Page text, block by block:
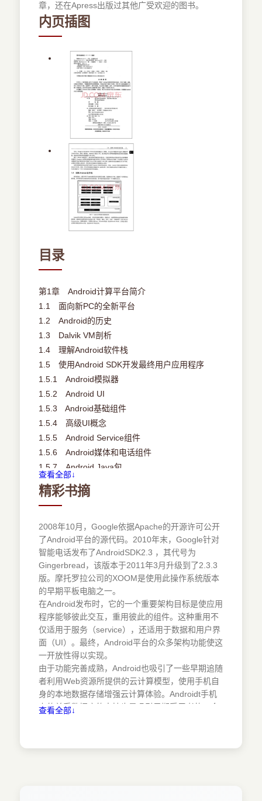
章，还在Apress出版过其他广受欢迎的图书。
内页插图
目录
第1章 Android计算平台简介
1.1 面向新PC的全新平台
1.2 Android的历史
1.3 Dalvik VM剖析
1.4 理解Android软件栈
1.5 使用Android SDK开发最终用户应用程序
1.5.1 Android模拟器
1.5.2 Android UI
1.5.3 Android基础组件
1.5.4 高级UI概念
1.5.5 Android Service组件
1.5.6 Android媒体和电话组件
1.5.7 Android Java包
1.6 利用Android源代码
1.7 本书的示例项目
第2章 设置开发环境
2.1 设置环境
2.1.1 下载JDK 6
2.1.2 下载Eclipse 3.6
2.1.3 下载Android SDK
2.1.4 命令行窗口
2.1.5 安装ADT
2.2 了解基本组件
2.2.1 View
2.2.2 Activity
2.2.3 Intent
2.2.4 ContentProvider
2.2.5 Service
2.2.6 AndroidManifest.xml
查看全部↓
精彩书摘
2008年10月，Google依据Apache的开源许可公开
了Android平台的源代码。2010年末，Google针对
智能电话发布了AndroidSDK2.3 ，其代号为
Gingerbread，该版本于2011年3月升级到了2.3.3
版。摩托罗拉公司的XOOM是使用此操作系统版本
的早期平板电脑之一。
在Android发布时，它的一个重要架构目标是使应用
程序能够彼此交互，重用彼此的组件。这种重用不
仅适用于服务（service），还适用于数据和用户界
面（UI）。最终，Android平台的众多架构功能使这
一开放性得以实现。
由于功能完善成熟，Android也吸引了一些早期追随
者利用Web资源所提供的云计算模型，使用手机自
身的本地数据存储增强云计算体验。Androidt手机
上的关系数据库的支持也是吸引早期采用者的一个
查看全部↓